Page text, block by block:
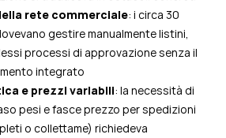
rete commerciale: i circa 30
gestire manualmente listini,
processi di approvazione senza il
integrato
e prezzi variabili: la necessità di
pesi e fasce prezzo per spedizioni
o collettame) richiedeva